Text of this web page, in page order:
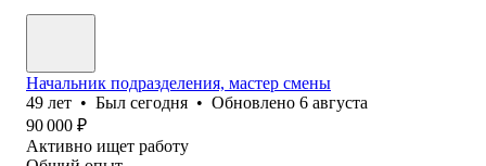
Начальник подразделения, мастер смены
49 лет • Был сегодня • Обновлено 6 августа
90 000 ₽
Активно ищет работу